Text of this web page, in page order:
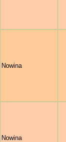
Nowina
Nowina